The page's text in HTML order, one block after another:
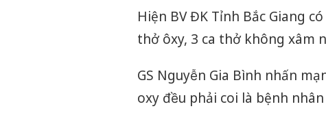
Hiện BV ĐK Tỉnh Bắc Giang
thở ôxy, 3 ca thở không xâm
GS Nguyễn Gia Bình nhấn
oxy đều phải coi là bệnh